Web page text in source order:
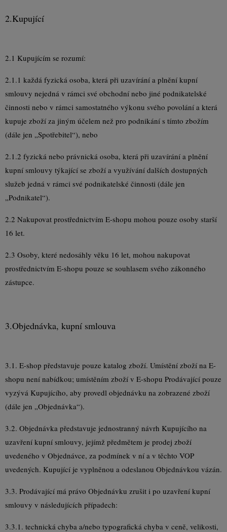
2.Kupující
2.1 Kupujícím se rozumí:
2.1.1 každá fyzická osoba, která při uzavírání a plnění kupní
smlouvy nejedná v rámci své obchodní nebo jiné podnikatelské
činnosti nebo v rámci samostatného výkonu svého povolání a která
kupuje zboží za jiným účelem než pro podnikání s tímto zbožím
(dále jen „Spotřebitel“), nebo
2.1.2 fyzická nebo právnická osoba, která při uzavírání a plnění
kupní smlouvy týkající se zboží a využívání dalších dostupných
služeb jedná v rámci své podnikatelské činnosti (dále jen
„Podnikatel“).
2.2 Nakupovat prostřednictvím E-shopu mohou pouze osoby starší
16 let.
2.3 Osoby, které nedosáhly věku 16 let, mohou nakupovat
prostřednictvím E-shopu pouze se souhlasem svého zákonného
zástupce.
3.Objednávka, kupní smlouva
3.1. E-shop představuje pouze katalog zboží. Umístění zboží na E-
shopu není nabídkou; umístěním zboží v E-shopu Prodávající pouze
vyzývá Kupujícího, aby provedl objednávku na zobrazené zboží
(dále jen „Objednávka“).
3.2. Objednávka představuje jednostranný návrh Kupujícího na
uzavření kupní smlouvy, jejímž předmětem je prodej zboží
uvedeného v Objednávce, za podmínek v ní a v těchto VOP
uvedených. Kupující je vyplněnou a odeslanou Objednávkou vázán.
3.3. Prodávající má právo Objednávku zrušit i po uzavření kupní
smlouvy v následujících případech:
3.3.1. technická chyba a/nebo typografická chyba v ceně, velikosti,